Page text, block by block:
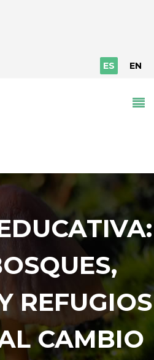
ES EN
REFUGIOS
CAMBIO